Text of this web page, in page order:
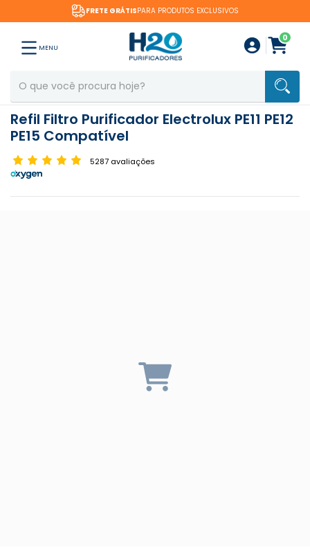
FRETE GRÁTISPARA PRODUTOS EXCLUSIVOS
MENU
0
Refil Filtro Purificador Electrolux PE11 PE12
PE15 Compatível
5287 avaliações